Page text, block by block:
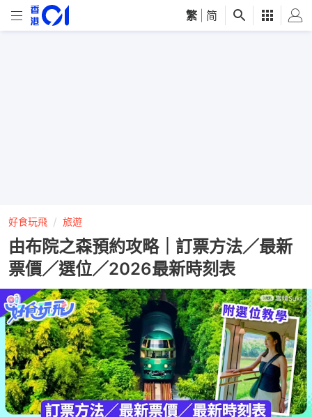
繁 简
好食玩飛 旅遊
由布院之森預約攻略｜訂票方法／最新
票價／選位／2026最新時刻表